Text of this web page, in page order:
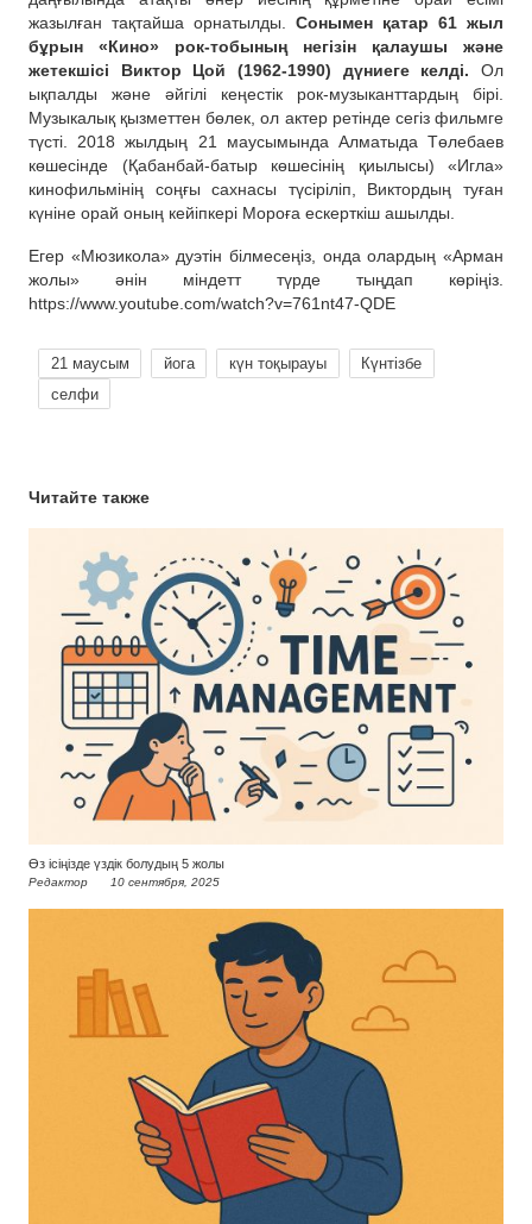
жазылған тақтайша орнатылды. Сонымен қатар 61 жыл
бұрын «Кино» рок-тобының негізін қалаушы және
жетекшісі Виктор Цой (1962-1990) дүниеге келді. Ол
ықпалды және әйгілі кеңестік рок-музыканттардың бірі.
Музыкалық қызметтен бөлек, ол актер ретінде сегіз фильмге
түсті. 2018 жылдың 21 маусымында Алматыда Төлебаев
көшесінде (Қабанбай-батыр көшесінің қиылысы) «Игла»
кинофильмінің соңғы сахнасы түсіріліп, Виктордың туған
күніне орай оның кейіпкері Мороға ескерткіш ашылды.
Егер «Мюзикола» дуэтін білмесеңіз, онда олардың «Арман
жолы» әнін міндетт түрде тыңдап көріңіз.
https://www.youtube.com/watch?v=761nt47-QDE
21 маусым йога күн тоқырауы
Күнтізбе
селфи
Читайте также
Өз ісіңізде үздік болудың 5 жолы
Редактор 10 сентября, 2025